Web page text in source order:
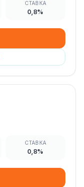
СТАВКА
0,8%
СТАВКА
0,8%